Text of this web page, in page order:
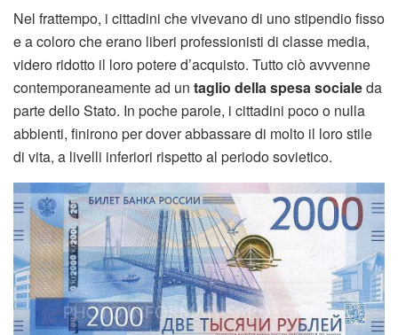
Nel frattempo, i cittadini che vivevano di uno stipendio fisso
e a coloro che erano liberi professionisti di classe media,
videro ridotto il loro potere d’acquisto. Tutto ciò avvvenne
contemporaneamente ad un taglio della spesa socialeda
parte dello Stato. In poche parole, i cittadini poco o nulla
abbienti, finirono per dover abbassare di molto il loro stile
di vita, a livelli inferiori rispetto al periodo sovietico.